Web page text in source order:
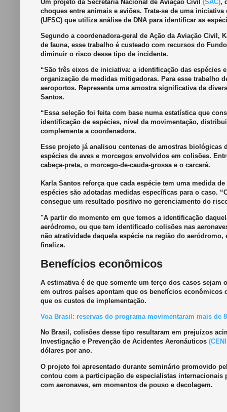
Um projeto da Secretaria Nacional de Aviação Civil (SAC),
choques entre animais e aviões. Trata-se de uma
(UFSC) que utiliza análise de DNA para identificar as
Segundo a coordenadora-geral de Ação da Aviação Civil,
de fauna, esse trabalho é custeado com recursos do
diminuir o risco desse tipo de incidente.
“São três eixos de iniciativa: a identificação das espécies
organização de medidas mitigadoras. Para esse trabalho
aeroportos. Representa uma amostra significativa da
Santos.
“Essa seleção foi feita com base numa estatística que
identificação de espécies, nível da movimentação,
complementa a coordenadora.
Esse projeto já analisou centenas de amostras
espécies de aves e morcegos envolvidos em colisões.
cabeça-preta, o morcego-de-cauda-grossa e o carcará.
Karla Santos reforça que cada espécie tem uma medida
espécies são adotadas medidas específicas para o caso.
consegue um resultado positivo no gerenciamento do
"A partir do momento em que temos a identificação
aeródromo, ou que tem identificado colisões nas
não atratividade daquela espécie na região do
finaliza.
Benefícios econômicos
A estimativa é de que somente um terço dos casos
em outros países apontam que os benefícios econômicos
que os custos de implementação.
Voa Brasil: reservas do programa movimentaram mais de
No Brasil, colisões desse tipo resultaram em prejuízos
Investigação e Prevenção de Acidentes Aeronáuticos
dólares por ano.
O projeto foi apresentado durante seminário promovido
contou com a participação de especialistas internacionais
com aeronaves, em momentos de pouso e decolagem.